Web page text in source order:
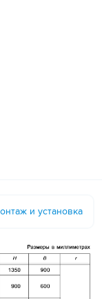
и установка